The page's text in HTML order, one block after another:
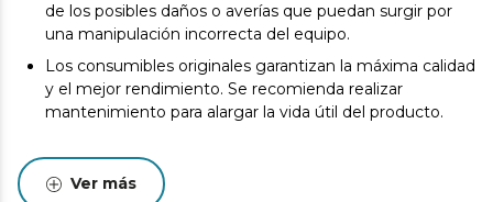
de los posibles daños o averías que puedan surgir por
una manipulación incorrecta del equipo.
Los consumibles originales garantizan la máxima calidad
y el mejor rendimiento. Se recomienda realizar
mantenimiento para alargar la vida útil del producto.
Ver más